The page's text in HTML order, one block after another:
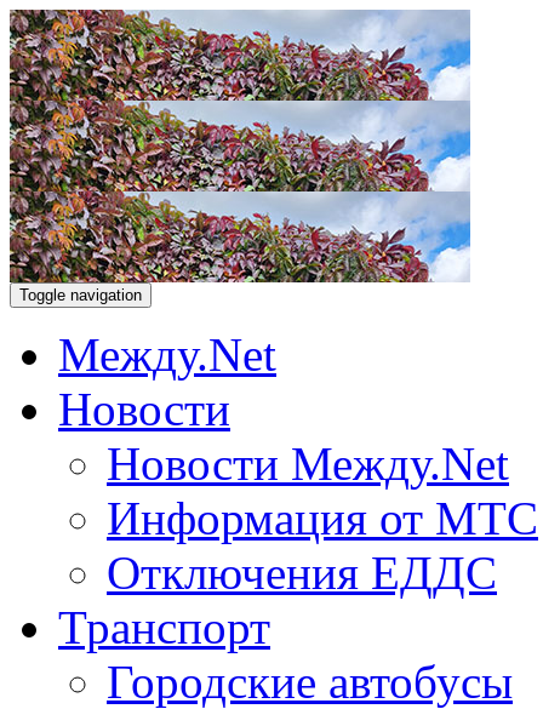
Toggle navigation
Между.Net
Новости
Новости Между.Net
Информация от МТС
Отключения ЕДДС
Транспорт
Городские автобусы